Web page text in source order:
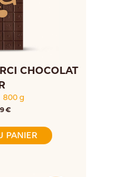
CHOCOLAT
800 g
PANIER